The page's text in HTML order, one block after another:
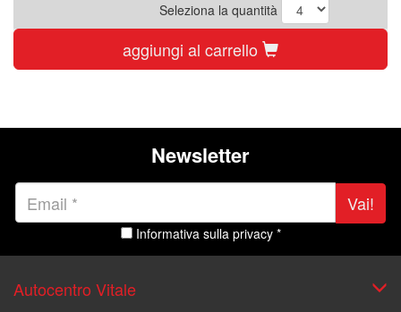
Seleziona la quantità
aggiungi al carrello
Newsletter
Vai!
Informativa sulla privacy *
Autocentro Vitale